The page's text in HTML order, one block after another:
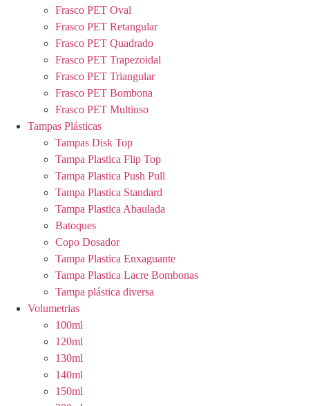
Frasco PET Oval
Frasco PET Retangular
Frasco PET Quadrado
Frasco PET Trapezoidal
Frasco PET Triangular
Frasco PET Bombona
Frasco PET Multiuso
Tampas Plásticas
Tampas Disk Top
Tampa Plastica Flip Top
Tampa Plastica Push Pull
Tampa Plastica Standard
Tampa Plastica Abaulada
Batoques
Copo Dosador
Tampa Plastica Enxaguante
Tampa Plastica Lacre Bombonas
Tampa plástica diversa
Volumetrias
100ml
120ml
130ml
140ml
150ml